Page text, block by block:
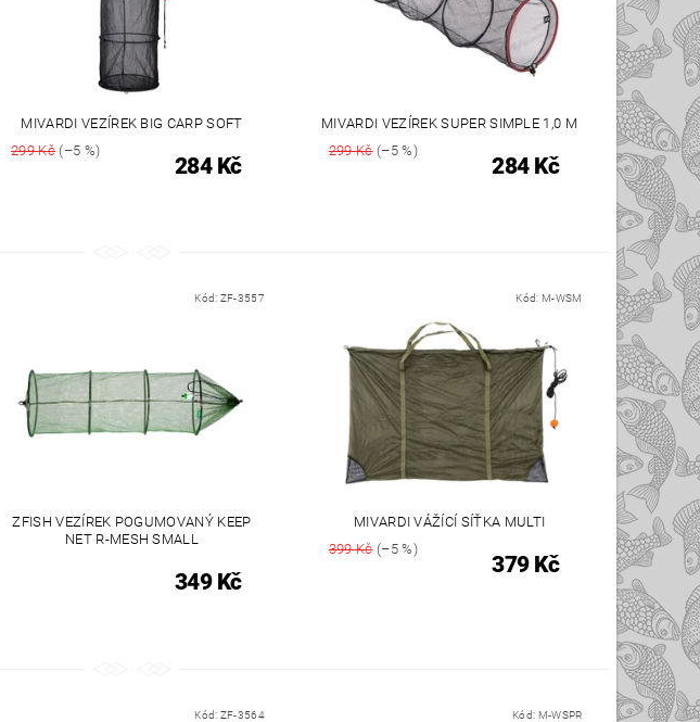
MIVARDI VEZÍREK BIG CARP SOFT
299 Kč (–5 %)
284 Kč
MIVARDI VEZÍREK SUPER SIMPLE 1,0 M
299 Kč(–5 %)
284 Kč
Kód: ZF-3557
ZFISH VEZÍREK POGUMOVANÝ KEEP
NET R-MESH SMALL
349 Kč
Kód: M-WSM
MIVARDI VÁŽÍCÍ SÍŤKA MULTI
399 Kč(–5 %)
379 Kč
Kód: ZF-3564 Kód: M-WSPR